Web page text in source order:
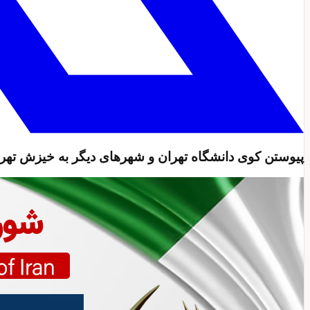
پیوستن کوی دانشگاه تهران و شهرهای دیگر به خیزش